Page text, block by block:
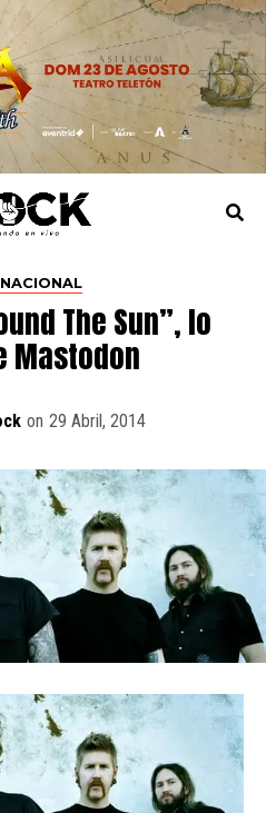
The Sun”, lo
Mastodon
on 29 Abril, 2014